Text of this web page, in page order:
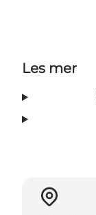
Les mer